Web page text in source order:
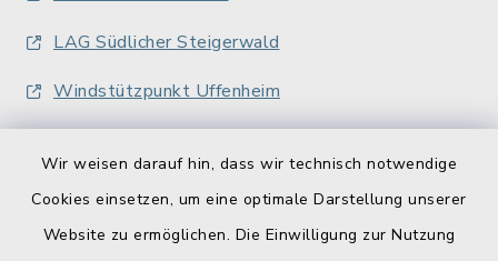
Wir weisen darauf hin, dass wir technisch notwendige
Cookies einsetzen, um eine optimale Darstellung unserer
Website zu ermöglichen. Die Einwilligung zur Nutzung
LAG Südlicher Steigerwald
Windstützpunkt Uffenheim